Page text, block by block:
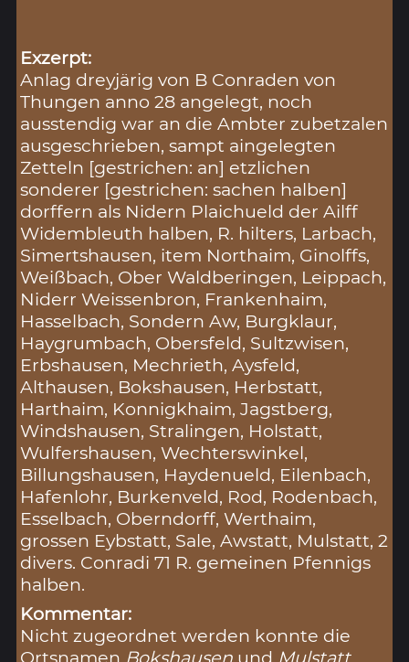
Exzerpt:
Anlag dreyjärig von B Conraden von
Thungen anno 28 angelegt, noch
ausstendig war an die Ambter zubetzalen
ausgeschrieben, sampt aingelegten
Zetteln [gestrichen: an] etzlichen
sonderer [gestrichen: sachen halben]
dorffern als Nidern Plaichueld der Ailff
Widembleuth halben, R. hilters, Larbach,
Simertshausen, item Northaim, Ginolffs,
Weißbach, Ober Waldberingen, Leippach,
Niderr Weissenbron, Frankenhaim,
Hasselbach, Sondern Aw, Burgklaur,
Haygrumbach, Obersfeld, Sultzwisen,
Erbshausen, Mechrieth, Aysfeld,
Althausen, Bokshausen, Herbstatt,
Harthaim, Konnigkhaim, Jagstberg,
Windshausen, Stralingen, Holstatt,
Wulfershausen, Wechterswinkel,
Billungshausen, Haydenueld, Eilenbach,
Hafenlohr, Burkenveld, Rod, Rodenbach,
Esselbach, Oberndorff, Werthaim,
grossen Eybstatt, Sale, Awstatt, Mulstatt, 2
divers. Conradi 71 R. gemeinen Pfennigs
halben.
Kommentar:
Nicht zugeordnet werden konnte die
Ortsnamen Bokshausen und Mulstatt.